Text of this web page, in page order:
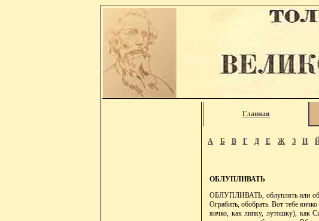
Главная
А Б В Г Д Е Ж З И
ОБЛУПЛИВАТЬ
ОБЛУПЛИВАТЬ, облуплять или
Ограбить, обобрать. Вот тебе
яичко, как липку, лутошку), как